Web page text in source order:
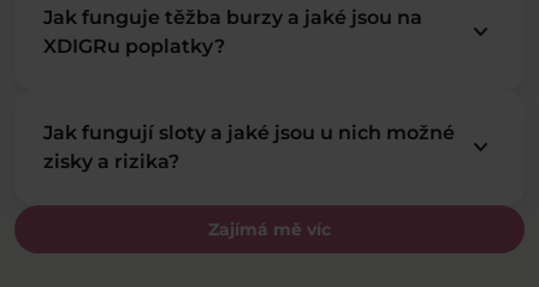
Zajímá mě víc
Jak funguje těžba burzy a jaké jsou na
XDIGRu poplatky?
keyboard_arrow_down
Jak fungují sloty a jaké jsou u nich možné
zisky a rizika?
keyboard_arrow_down